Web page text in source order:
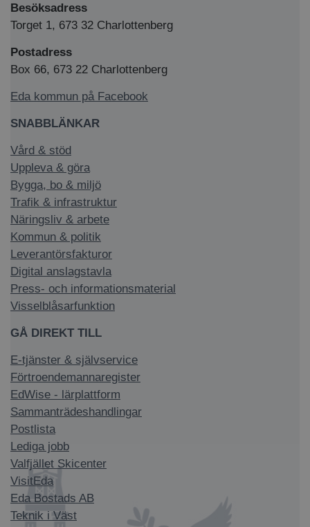
Besöksadress
Torget 1, 673 32 Charlottenberg
Postadress
Box 66, 673 22 Charlottenberg
Eda kommun på Facebook
SNABBLÄNKAR
Vård & stöd
Uppleva & göra
Bygga, bo & miljö
Trafik & infrastruktur
Näringsliv & arbete
Kommun & politik
Leverantörsfakturor
Digital anslagstavla
Press- och informationsmaterial
Visselblåsarfunktion
GÅ DIREKT TILL
E-tjänster & självservice
Förtroendemannaregister
EdWise - lärplattform
Sammanträdeshandlingar
Postlista
Lediga jobb
Valfjället Skicenter
VisitEda
Eda Bostads AB
Teknik i Väst